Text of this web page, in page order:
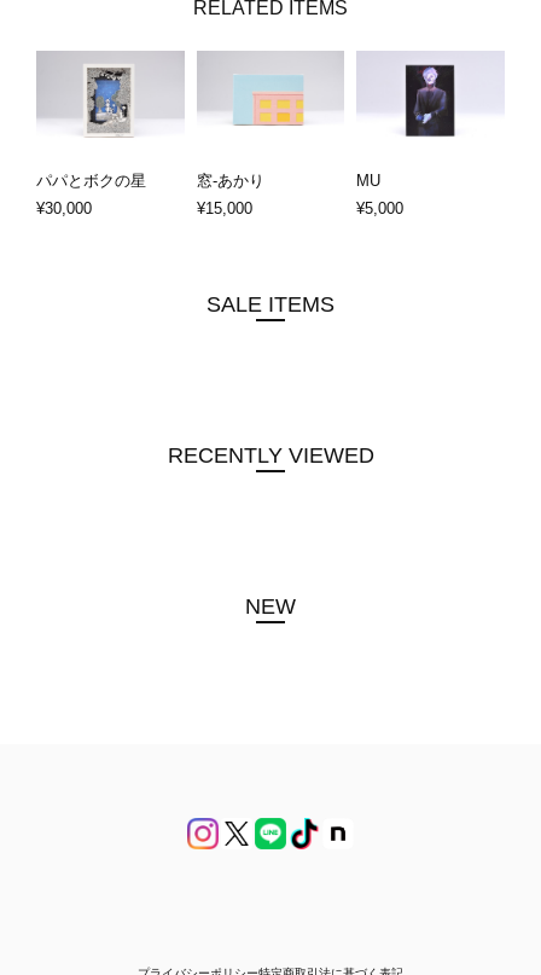
RELATED ITEMS
パパとボクの星
¥30,000
窓-あかり
¥15,000
MU
¥5,000
SALE ITEMS
RECENTLY VIEWED
NEW